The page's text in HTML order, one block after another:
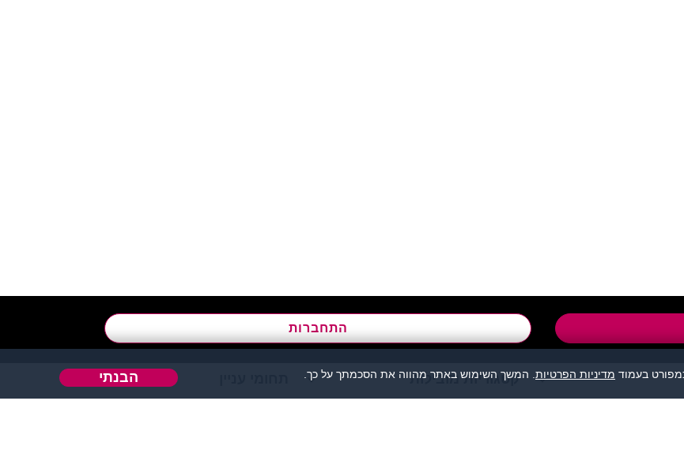
התחברות
קטגוריות מובילות מדיניות הפרטיות . המשך השימוש באתר מהווה את הסכמתך על כך. הבנתי